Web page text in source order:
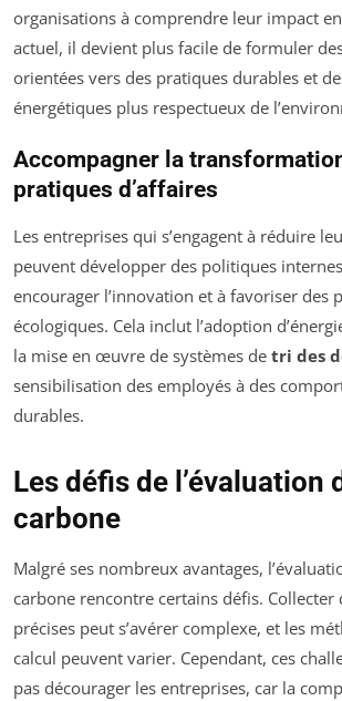
organisations à comprendre leur impact
actuel, il devient plus facile de formuler
orientées vers des pratiques durables et
énergétiques plus respectueux de
Accompagner la
pratiques d’affaires
Les entreprises qui s’engagent à réduire
peuvent développer des politiques
encourager l’innovation et à favoriser des
écologiques. Cela inclut l’adoption
la mise en œuvre de systèmes de tri des
sensibilisation des employés à des
durables.
Les défis de l’évaluation
carbone
Malgré ses nombreux avantages,
carbone rencontre certains défis. Collecter
précises peut s’avérer complexe, et les
calcul peuvent varier. Cependant, ces
pas décourager les entreprises, car la